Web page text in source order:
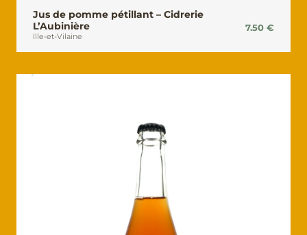
Jus de pomme pétillant – Cidrerie
L’Aubinière
Ille-et-Vilaine
7.50 €